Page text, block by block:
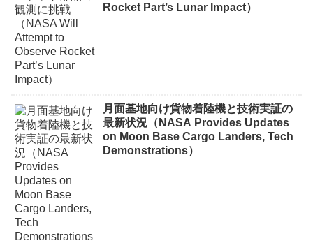
Rocket Part’s Lunar Impact）
月面基地向け貨物着陸機と技術実証の
最新状況（NASA Provides Updates
on Moon Base Cargo Landers, Tech
Demonstrations）